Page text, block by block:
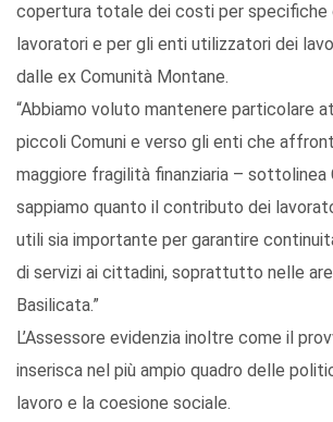
copertura totale dei costi per specifiche
lavoratori e per gli enti utilizzatori dei
dalle ex Comunità Montane.
“Abbiamo voluto mantenere particolare
piccoli Comuni e verso gli enti che
maggiore fragilità finanziaria – sottolinea
sappiamo quanto il contributo dei
utili sia importante per garantire
di servizi ai cittadini, soprattutto nelle
Basilicata.”
L’Assessore evidenzia inoltre come il
inserisca nel più ampio quadro delle
lavoro e la coesione sociale.